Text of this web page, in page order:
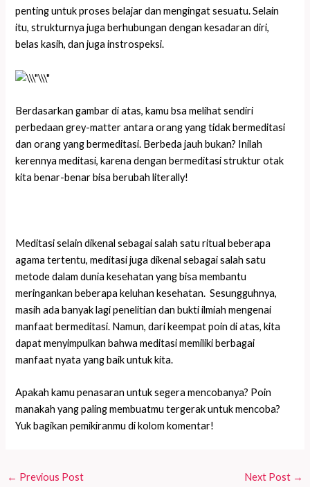
penting untuk proses belajar dan mengingat sesuatu. Selain
itu, strukturnya juga berhubungan dengan kesadaran diri,
belas kasih, dan juga instrospeksi.
Berdasarkan gambar di atas, kamu bsa melihat sendiri
perbedaan grey-matter antara orang yang tidak bermeditasi
dan orang yang bermeditasi. Berbeda jauh bukan? Inilah
kerennya meditasi, karena dengan bermeditasi struktur otak
kita benar-benar bisa berubah literally!
Meditasi selain dikenal sebagai salah satu ritual beberapa
agama tertentu, meditasi juga dikenal sebagai salah satu
metode dalam dunia kesehatan yang bisa membantu
meringankan beberapa keluhan kesehatan. Sesungguhnya,
masih ada banyak lagi penelitian dan bukti ilmiah mengenai
manfaat bermeditasi. Namun, dari keempat poin di atas, kita
dapat menyimpulkan bahwa meditasi memiliki berbagai
manfaat nyata yang baik untuk kita.
Apakah kamu penasaran untuk segera mencobanya? Poin
manakah yang paling membuatmu tergerak untuk mencoba?
Yuk bagikan pemikiranmu di kolom komentar!
← Previous Post Next Post →